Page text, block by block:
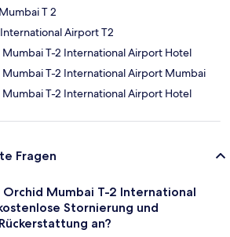
T 2
Airport T2
Mumbai T-2 International Airport Hotel
Mumbai T-2 International Airport Mumbai
Mumbai T-2 International Airport Hotel
Fragen
Orchid Mumbai T-2 International
Stornierung und
an?